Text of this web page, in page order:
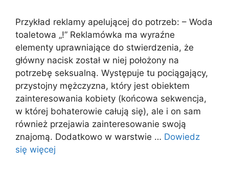
Przykład reklamy apelującej do potrzeb: – Woda
toaletowa „!” Reklamówka ma wyraźne
elementy uprawniające do stwierdzenia, że
główny nacisk został w niej położony na
potrzebę seksualną. Występuje tu pociągający,
przystojny mężczyzna, który jest obiektem
zainteresowania kobiety (końcowa sekwencja,
w której bohaterowie całują się), ale i on sam
również przejawia zainteresowanie swoją
znajomą. Dodatkowo w warstwie … Dowiedz
się więcej